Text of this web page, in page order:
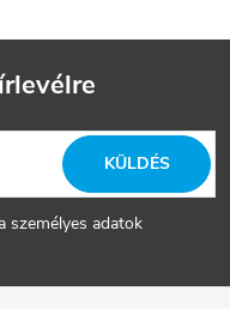
személyes adatok
KÜLDÉS